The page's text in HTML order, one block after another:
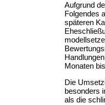
Aufgrund
Folgendes
späteren
Monaten
Die
besonders
als die